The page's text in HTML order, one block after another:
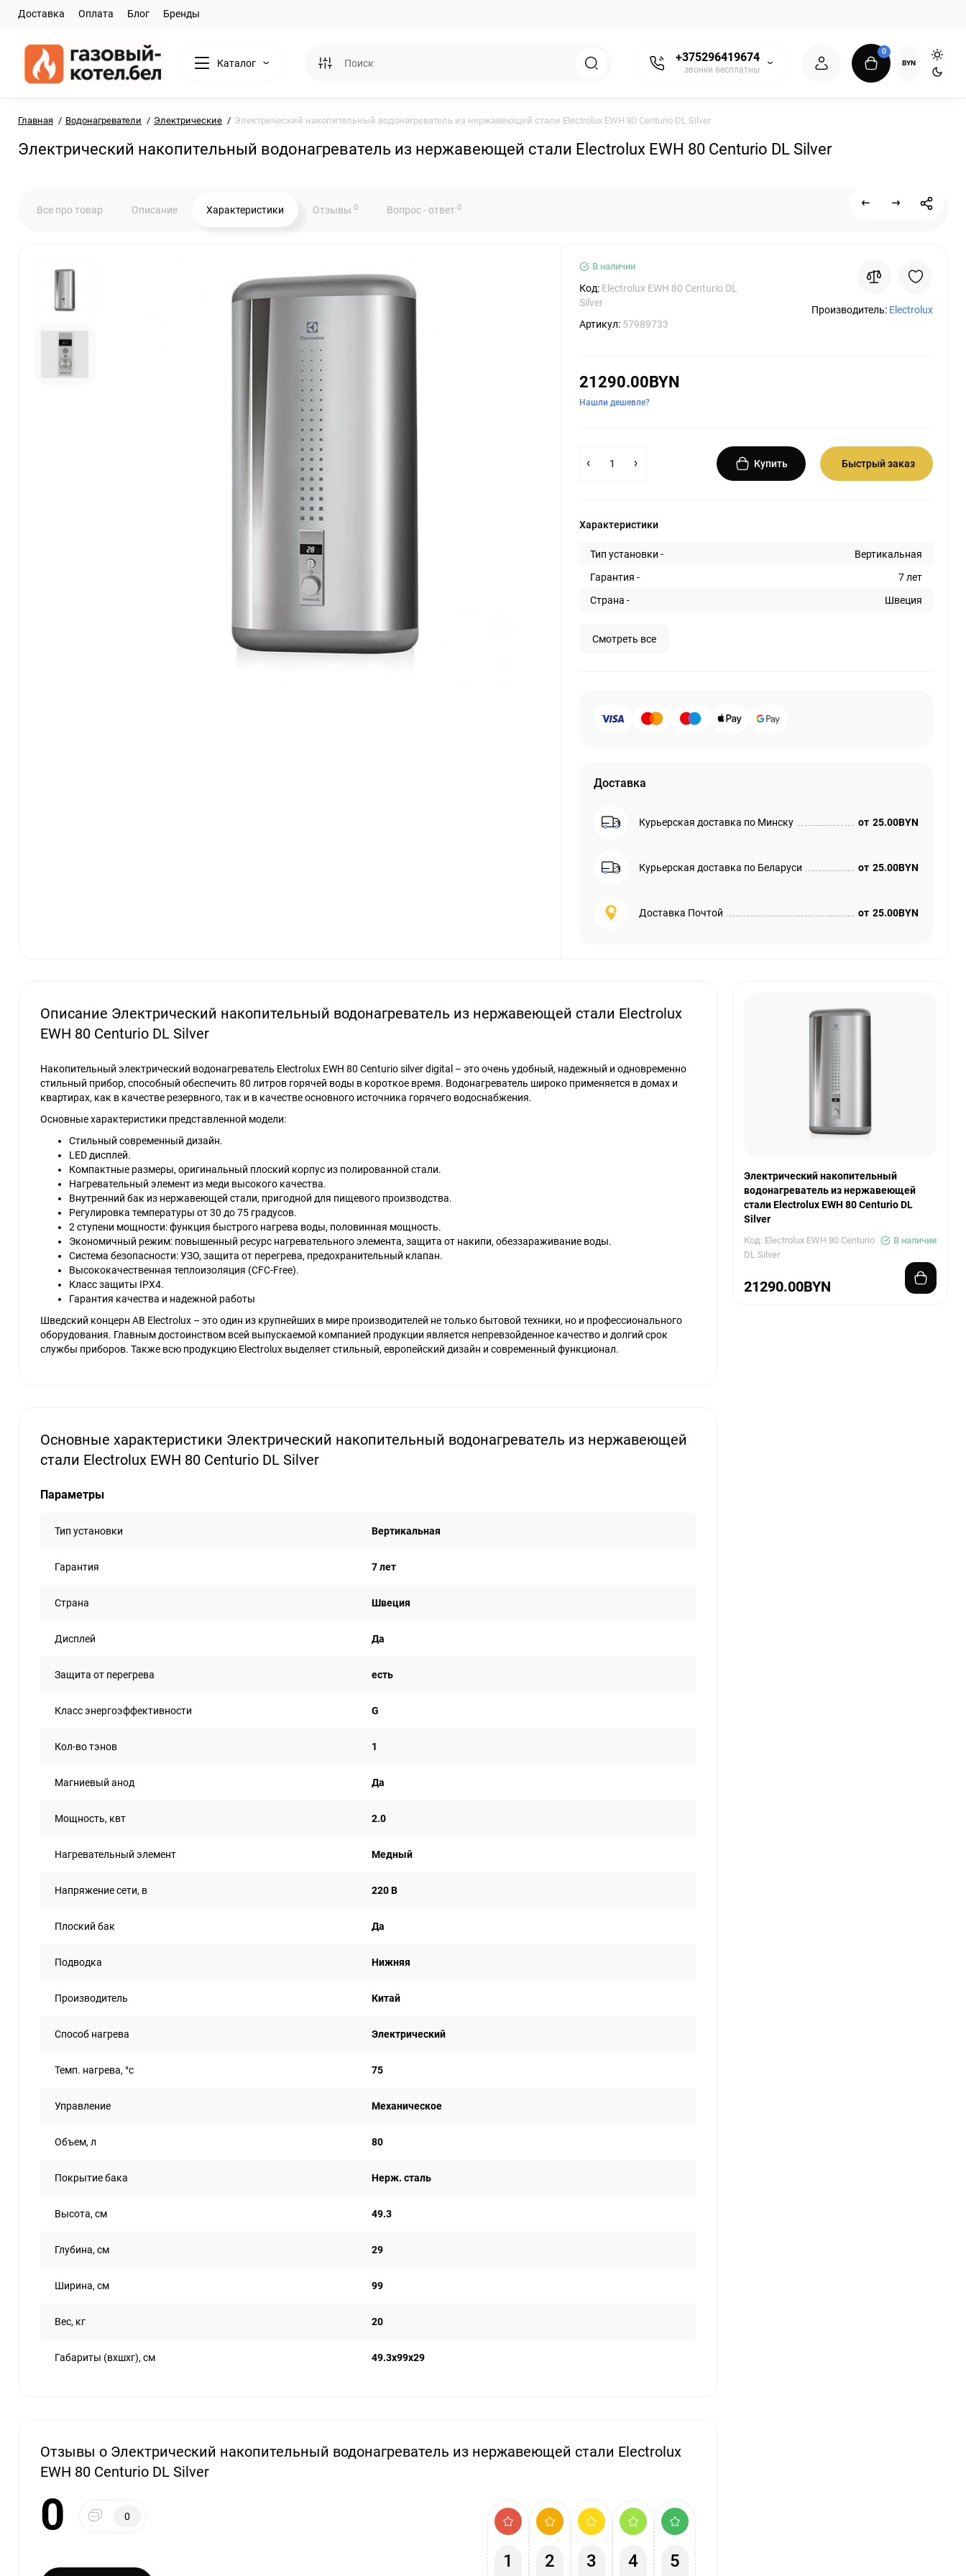
Доставка Оплата Блог Бренды
Каталог +375296419674
звонки бесплатны
0
BYN
Главная Водонагреватели Электрические Электрический накопительный водонагреватель из нержавеющей стали Electrolux EWH 80 Centurio DL Silver
Электрический накопительный водонагреватель из нержавеющей стали Electrolux EWH 80 Centurio DL Silver
Все про товар Описание Характеристики Отзывы 0 Вопрос - ответ 0
В наличии
Код: Electrolux EWH 80 Centurio DL
Silver
Артикул: 57989733
Производитель: Electrolux
21290.00BYN
Нашли дешевле?
Купить Быстрый заказ
Характеристики
Тип установки -
Вертикальная
Гарантия -
7 лет
Страна -
Швеция
Смотреть все
Доставка
Курьерская доставка по Минску от 25.00BYN
Курьерская доставка по Беларуси от 25.00BYN
Доставка Почтой от 25.00BYN
Описание Электрический накопительный водонагреватель из нержавеющей стали Electrolux
EWH 80 Centurio DL Silver
Накопительный электрический водонагреватель Electrolux EWH 80 Centurio silver digital – это очень удобный, надежный и одновременно
стильный прибор, способный обеспечить 80 литров горячей воды в короткое время. Водонагреватель широко применяется в домах и
квартирах, как в качестве резервного, так и в качестве основного источника горячего водоснабжения.
Основные характеристики представленной модели:
Стильный современный дизайн.
LED дисплей.
Компактные размеры, оригинальный плоский корпус из полированной стали.
Нагревательный элемент из меди высокого качества.
Внутренний бак из нержавеющей стали, пригодной для пищевого производства.
Регулировка температуры от 30 до 75 градусов.
2 ступени мощности: функция быстрого нагрева воды, половинная мощность.
Экономичный режим: повышенный ресурс нагревательного элемента, защита от накипи, обеззараживание воды.
Система безопасности: УЗО, защита от перегрева, предохранительный клапан.
Высококачественная теплоизоляция (CFC-Free).
Класс защиты IPX4.
Гарантия качества и надежной работы
Шведский концерн AB Electrolux – это один из крупнейших в мире производителей не только бытовой техники, но и профессионального
оборудования. Главным достоинством всей выпускаемой компанией продукции является непревзойденное качество и долгий срок
службы приборов. Также всю продукцию Electrolux выделяет стильный, европейский дизайн и современный функционал.
Основные характеристики Электрический накопительный водонагреватель из нержавеющей
стали Electrolux EWH 80 Centurio DL Silver
Параметры
Тип установки Вертикальная
Гарантия 7 лет
Страна Швеция
Дисплей Да
Защита от перегрева есть
Класс энергоэффективности G
Кол-во тэнов 1
Магниевый анод Да
Мощность, квт 2.0
Нагревательный элемент Медный
Напряжение сети, в 220 В
Плоский бак Да
Подводка Нижняя
Производитель Китай
Способ нагрева Электрический
Темп. нагрева, °с 75
Управление Механическое
Объем, л 80
Покрытие бака Нерж. сталь
Высота, см 49.3
Глубина, см 29
Ширина, см 99
Вес, кг 20
Габариты (вхшхг), см 49.3х99х29
Отзывы о Электрический накопительный водонагреватель из нержавеющей стали Electrolux
EWH 80 Centurio DL Silver
0 0
1 2 3 4 5
Электрический накопительный
водонагреватель из нержавеющей
стали Electrolux EWH 80 Centurio DL
Silver
Код: Electrolux EWH 80 Centurio
DL Silver
В наличии
21290.00BYN